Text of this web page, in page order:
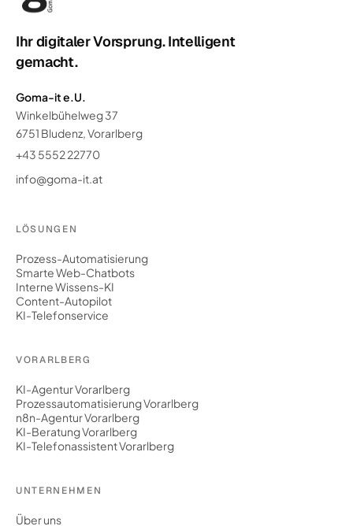
Ihr digitaler Vorsprung. Intelligent
gemacht.
Goma-it e.U.
Winkelbühelweg 37
6751 Bludenz, Vorarlberg
+43 5552 22770
info@goma-it.at
LÖSUNGEN
Prozess-Automatisierung
Smarte Web-Chatbots
Interne Wissens-KI
Content-Autopilot
KI-Telefonservice
VORARLBERG
KI-Agentur Vorarlberg
Prozessautomatisierung Vorarlberg
n8n-Agentur Vorarlberg
KI-Beratung Vorarlberg
KI-Telefonassistent Vorarlberg
UNTERNEHMEN
Über uns